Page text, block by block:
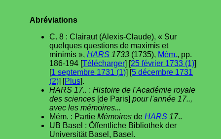
Abréviations
C. 8 : Clairaut (Alexis-Claude), « Sur
quelques questions de maximis et
minimis », HARS 1733 (1735), Mém., pp.
186-194 [Télécharger] [25 février 1733 (1)]
[1 septembre 1731 (1)] [5 décembre 1731
(2)] [Plus].
HARS 17.. : Histoire de l'Académie royale
des sciences [de Paris] pour l'année 17..,
avec les mémoires...
Mém. : Partie Mémoires de HARS 17..
UB Basel : Öffentliche Bibliothek der
Universität Basel, Basel.